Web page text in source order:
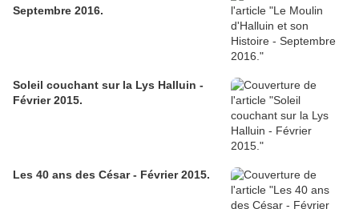
Septembre 2016.
Soleil couchant sur la Lys Halluin -
Février 2015.
Les 40 ans des César - Février 2015.